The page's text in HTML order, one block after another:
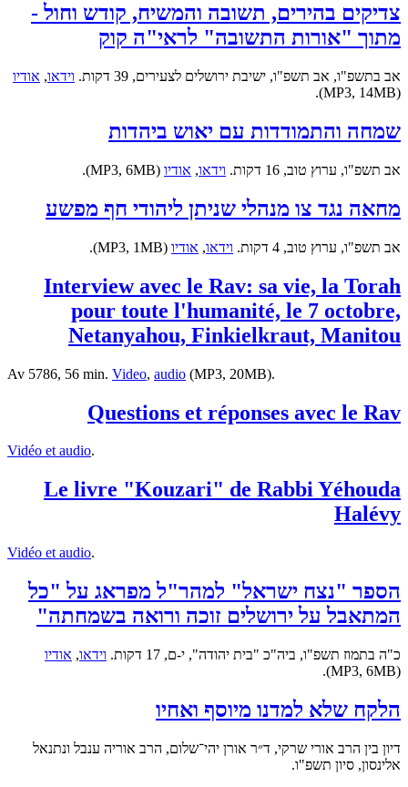
צדיקים בהירים, תשובה והמשיח, קודש וחול -
מתוך "אורות התשובה" לראי"ה קוק
אב בתשפ"ו, אב תשפ"ו, ישיבת ירושלים לצעירים, 39 דקות. וידאו, אודיו
(MP3, 14MB).
שמחה והתמודדות עם יאוש ביהדות
אב תשפ"ו, ערוץ טוב, 16 דקות. וידאו, אודיו (MP3, 6MB).
מחאה נגד צו מנהלי שניתן ליהודי חף מפשע
אב תשפ"ו, ערוץ טוב, 4 דקות. וידאו, אודיו (MP3, 1MB).
Interview avec le Rav: sa vie, la Torah
pour toute l'humanité, le 7 octobre,
Netanyahou, Finkielkraut, Manitou
Av 5786, 56 min. Video, audio (MP3, 20MB).
Questions et réponses avec le Rav
Vidéo et audio.
Le livre "Kouzari" de Rabbi Yéhouda
Halévy
Vidéo et audio.
הספר "נצח ישראל" למהר"ל מפראג על "כל
המתאבל על ירושלים זוכה ורואה בשמחתה"
כ"ה בתמוז תשפ"ו, ביה"כ "בית יהודה", י-ם, 17 דקות. וידאו, אודיו
(MP3, 6MB).
הלקח שלא למדנו מיוסף ואחיו
דיון בין הרב אורי שרקי, ד״ר אורן יהי־שלום, הרב אוריה ענבל ונתנאל
אלינסון, סיון תשפ"ו.